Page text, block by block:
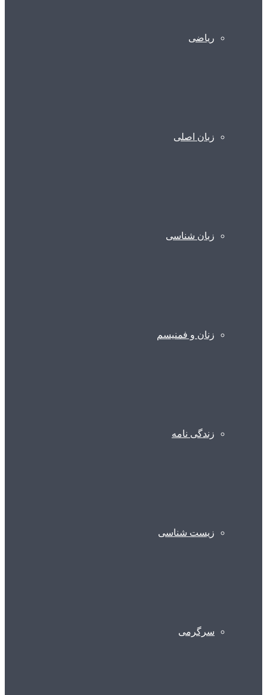
ریاضی
زبان اصلی
زبان شناسی
زنان و فمنیسم
زندگی نامه
زیست شناسی
سرگرمی